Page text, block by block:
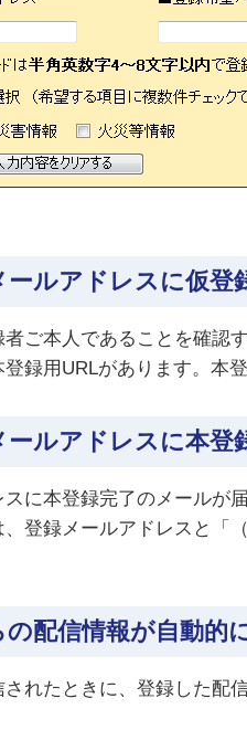
ールアドレスに仮
ご本人であることを確認
録用URLがあります。本
ールアドレスに本
に本登録完了のメールが届
登録メールアドレスと「
の配信情報が自動
れたときに、登録した配